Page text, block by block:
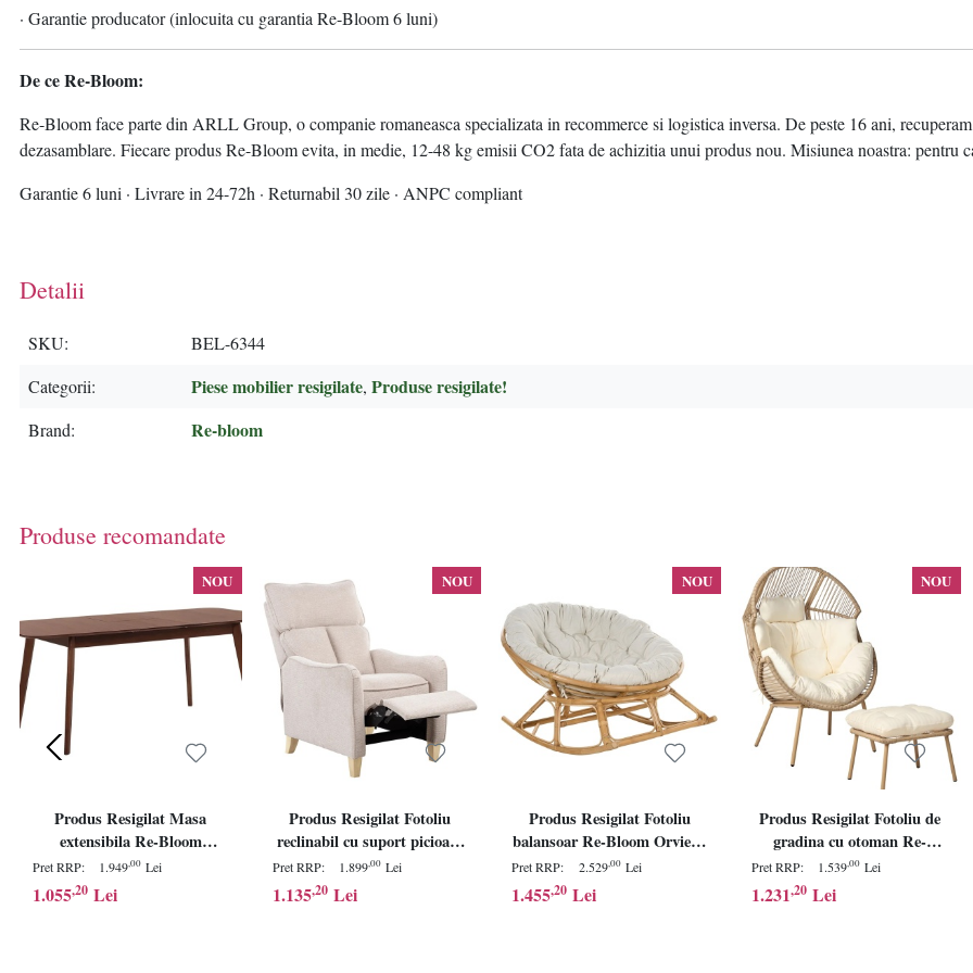
· Garantie producator (inlocuita cu garantia Re-Bloom 6 luni)
De ce Re-Bloom:
Re-Bloom face parte din ARLL Group, o companie romaneasca specializata in recommerce si logistica inversa. De peste 16 ani,
dezasamblare. Fiecare produs Re-Bloom evita, in medie, 12-48 kg emisii CO2 fata de achizitia unui produs nou. Misiunea noastra:
Garantie 6 luni · Livrare in 24-72h · Returnabil 30 zile · ANPC compliant
Detalii
SKU
BEL-6344
Categorii
Piese mobilier resigilate, Produse resigilate!
Brand Re-bloom
Produse recomandate
NOU
Produs Resigilat Masa
extensibila Re-Bloom
Madox, MDF/lemn cauciuc,
120-150x75x75 cm, 6
persoane, 30 kg, nuc inchis -
Pret RRP: 1.949,00 Lei
1.055,20 Lei
NOU
Produs Resigilat Fotoliu
reclinabil cu suport picioare
Re-Bloom Royston,
textil/fier/lemn cauciuc,
69x88x109 cm, spuma,
Pret RRP: 1.899,00 Lei
1.135,20 Lei
NOU
Produs Resigilat Fotoliu
balansoar Re-Bloom Orvieto,
ratan/bumbac viscoza,
110x108x72 cm, perna
inclusa, 100 kg, bej/natur -
Pret RRP: 2.529,00 Lei
1.455,20 Lei
NOU
Produs Resigilat Fotoliu de
gradina cu otoman Re-
Bloom Murano, ratan
PE/textil/otel, 89x93x130 cm,
160 kg, otoman 60x50x36 cm,
Pret RRP: 1.539,00 Lei
1.231,20 Lei